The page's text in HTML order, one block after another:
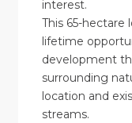
interest.
This 65-hectare
lifetime
development
surrounding
location and
streams.